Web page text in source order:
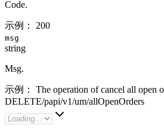
Code.
示例： 200
msg
string
Msg.
示例：
The operation of cancel all open
DELETE/papi/v1/um/allOpenOrders